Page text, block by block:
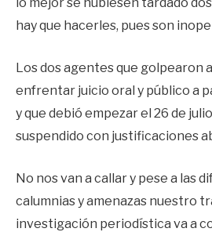
hay que hacerles, pues son
Los dos agentes que golpearon
enfrentar juicio oral y público a
y que debió empezar el 26 de
suspendido con justificaciones
No nos van a callar y pese a las
calumnias y amenazas nuestro
investigación periodística va a